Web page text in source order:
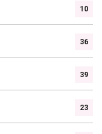
10
36
39
23